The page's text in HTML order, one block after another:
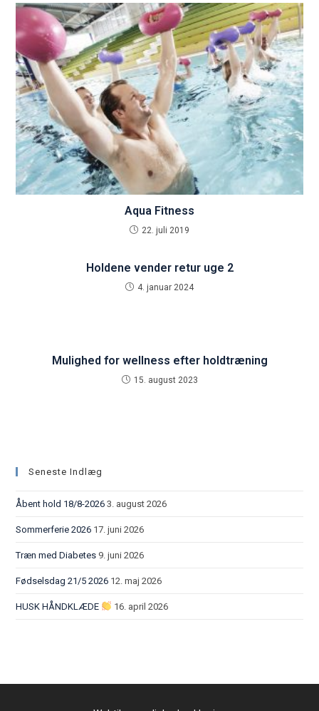
Aqua Fitness
22. juli 2019
Holdene vender retur uge 2
4. januar 2024
Mulighed for wellness efter holdtræning
15. august 2023
Seneste Indlæg
Åbent hold 18/8-2026 3. august 2026
Sommerferie 2026 17. juni 2026
Træn med Diabetes 9. juni 2026
Fødselsdag 21/5 2026 12. maj 2026
HUSK HÅNDKLÆDE 16. april 2026